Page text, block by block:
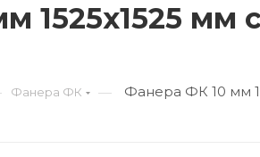
1525х1525 мм
Фанера ФК — Фанера ФК 10 мм